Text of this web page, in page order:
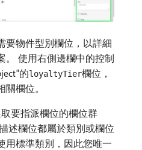
要物件型別欄位，以詳細
。 使用右側邊欄中的控制
的loyaltyTier欄位，
欄位。
要指派欄位的欄位群
述欄位都屬於類別或欄位
用標準類別，因此您唯一